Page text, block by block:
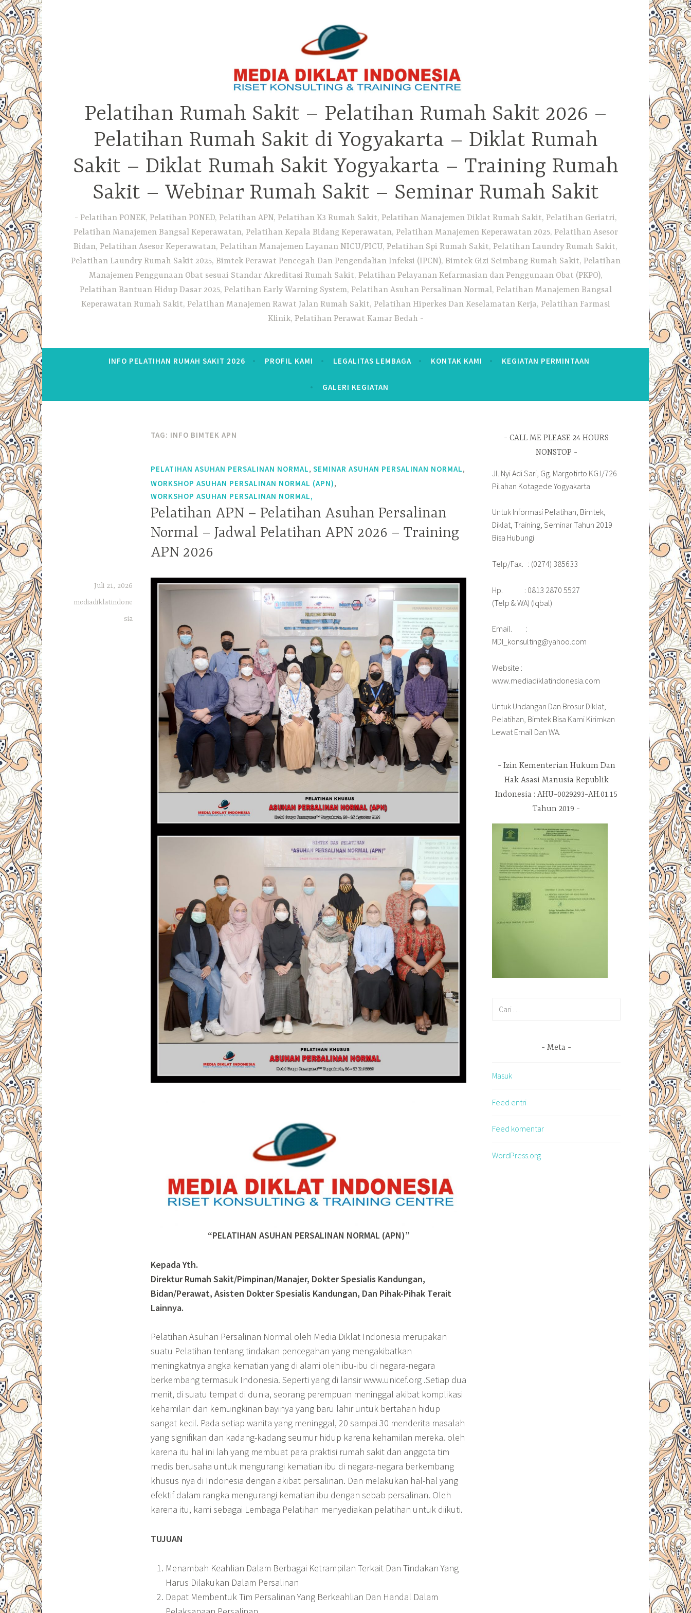
Pelatihan Rumah Sakit – Pelatihan Rumah Sakit 2026 –
Pelatihan Rumah Sakit di Yogyakarta – Diklat Rumah
Sakit – Diklat Rumah Sakit Yogyakarta – Training Rumah
Sakit – Webinar Rumah Sakit – Seminar Rumah Sakit
Pelatihan PONEK, Pelatihan PONED, Pelatihan APN, Pelatihan K3 Rumah Sakit, Pelatihan Manajemen Diklat Rumah Sakit, Pelatihan Geriatri,
Pelatihan Manajemen Bangsal Keperawatan, Pelatihan Kepala Bidang Keperawatan, Pelatihan Manajemen Keperawatan 2025, Pelatihan Asesor
Bidan, Pelatihan Asesor Keperawatan, Pelatihan Manajemen Layanan NICU/PICU, Pelatihan Spi Rumah Sakit, Pelatihan Laundry Rumah Sakit,
Pelatihan Laundry Rumah Sakit 2025, Bimtek Perawat Pencegah Dan Pengendalian Infeksi (IPCN), Bimtek Gizi Seimbang Rumah Sakit, Pelatihan
Manajemen Penggunaan Obat sesuai Standar Akreditasi Rumah Sakit, Pelatihan Pelayanan Kefarmasian dan Penggunaan Obat (PKPO),
Pelatihan Bantuan Hidup Dasar 2025, Pelatihan Early Warning System, Pelatihan Asuhan Persalinan Normal, Pelatihan Manajemen Bangsal
Keperawatan Rumah Sakit, Pelatihan Manajemen Rawat Jalan Rumah Sakit, Pelatihan Hiperkes Dan Keselamatan Kerja, Pelatihan Farmasi
Klinik, Pelatihan Perawat Kamar Bedah
INFO PELATIHAN RUMAH SAKIT 2026 PROFIL KAMI LEGALITAS LEMBAGA KONTAK KAMI KEGIATAN PERMINTAAN
GALERI KEGIATAN
TAG: INFO BIMTEK APN
PELATIHAN ASUHAN PERSALINAN NORMAL, SEMINAR ASUHAN PERSALINAN NORMAL,
WORKSHOP ASUHAN PERSALINAN NORMAL (APN),
WORKSHOP ASUHAN PERSALINAN NORMAL,
Pelatihan APN – Pelatihan Asuhan Persalinan
Normal – Jadwal Pelatihan APN 2026 – Training
APN 2026
Juli 21, 2026
mediadiklatindone
sia
“PELATIHAN ASUHAN PERSALINAN NORMAL (APN)”
Kepada Yth.
Direktur Rumah Sakit/Pimpinan/Manajer, Dokter Spesialis Kandungan,
Bidan/Perawat, Asisten Dokter Spesialis Kandungan, Dan Pihak-Pihak Terait
Lainnya.
Pelatihan Asuhan Persalinan Normal oleh Media Diklat Indonesia merupakan
suatu Pelatihan tentang tindakan pencegahan yang mengakibatkan
meningkatnya angka kematian yang di alami oleh ibu-ibu di negara-negara
berkembang termasuk Indonesia. Seperti yang di lansir www.unicef.org .Setiap dua
menit, di suatu tempat di dunia, seorang perempuan meninggal akibat komplikasi
kehamilan dan kemungkinan bayinya yang baru lahir untuk bertahan hidup
sangat kecil. Pada setiap wanita yang meninggal, 20 sampai 30 menderita masalah
yang signifikan dan kadang-kadang seumur hidup karena kehamilan mereka. oleh
karena itu hal ini lah yang membuat para praktisi rumah sakit dan anggota tim
medis berusaha untuk mengurangi kematian ibu di negara-negara berkembang
khusus nya di Indonesia dengan akibat persalinan. Dan melakukan hal-hal yang
efektif dalam rangka mengurangi kematian ibu dengan sebab persalinan. Oleh
karena itu, kami sebagai Lembaga Pelatihan menyediakan pelatihan untuk diikuti.
TUJUAN
Menambah Keahlian Dalam Berbagai Ketrampilan Terkait Dan Tindakan Yang
Harus Dilakukan Dalam Persalinan
Dapat Membentuk Tim Persalinan Yang Berkeahlian Dan Handal Dalam
CALL ME PLEASE 24 HOURS
NONSTOP
Jl. Nyi Adi Sari, Gg. Margotirto KG.I/726
Pilahan Kotagede Yogyakarta
Untuk Informasi Pelatihan, Bimtek,
Diklat, Training, Seminar Tahun 2019
Bisa Hubungi
Telp/Fax. : (0274) 385633
Hp. : 0813 2870 5527
(Telp & WA) (Iqbal)
Email. :
MDI_konsulting@yahoo.com
Website :
www.mediadiklatindonesia.com
Untuk Undangan Dan Brosur Diklat,
Pelatihan, Bimtek Bisa Kami Kirimkan
Lewat Email Dan WA.
Izin Kementerian Hukum Dan
Hak Asasi Manusia Republik
Indonesia : AHU-0029293-AH.01.15
Tahun 2019
Meta
Masuk
Feed entri
Feed komentar
WordPress.org